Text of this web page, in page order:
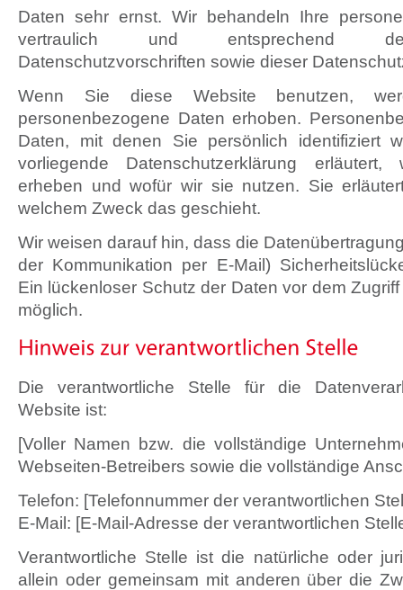
Daten sehr ernst. Wir behandeln Ihre
vertraulich und entsprechend
Datenschutzvorschriften sowie dieser
Wenn Sie diese Website benutzen,
personenbezogene Daten erhoben.
Daten, mit denen Sie persönlich identifiziert
vorliegende Datenschutzerklärung
erheben und wofür wir sie nutzen. Sie
welchem Zweck das geschieht.
Wir weisen darauf hin, dass die
der Kommunikation per E-Mail)
Ein lückenloser Schutz der Daten vor dem
möglich.
Die verantwortliche Stelle für die
Website ist:
[Voller Namen bzw. die vollständige
Webseiten-Betreibers sowie die vollständige
Telefon: [Telefonnummer der verantwortlichen
E-Mail: [E-Mail-Adresse der verantwortlichen
Verantwortliche Stelle ist die natürliche oder
allein oder gemeinsam mit anderen über die